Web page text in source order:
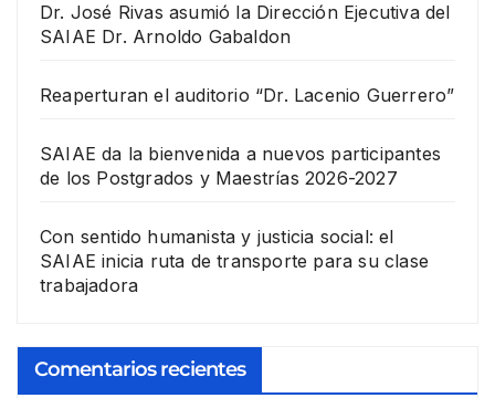
Dr. José Rivas asumió la Dirección Ejecutiva del
SAIAE Dr. Arnoldo Gabaldon
Reaperturan el auditorio “Dr. Lacenio Guerrero”
SAIAE da la bienvenida a nuevos participantes
de los Postgrados y Maestrías 2026-2027
Con sentido humanista y justicia social: el
SAIAE inicia ruta de transporte para su clase
trabajadora
Comentarios recientes